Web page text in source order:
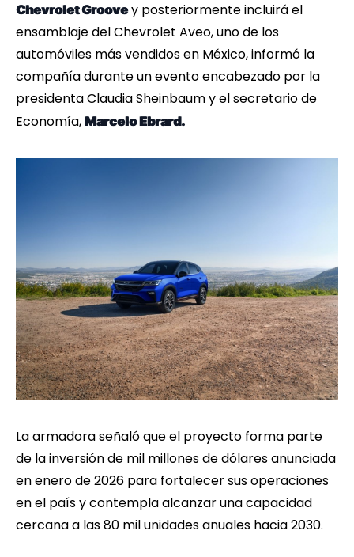
Chevrolet Groovey posteriormente incluirá el
ensamblaje del Chevrolet Aveo, uno de los
automóviles más vendidos en México, informó la
compañía durante un evento encabezado por la
presidenta Claudia Sheinbaum y el secretario de
Economía, Marcelo Ebrard.
La armadora señaló que el proyecto forma parte
de la inversión de mil millones de dólares anunciada
en enero de 2026 para fortalecer sus operaciones
en el país y contempla alcanzar una capacidad
cercana a las 80 mil unidades anuales hacia 2030.